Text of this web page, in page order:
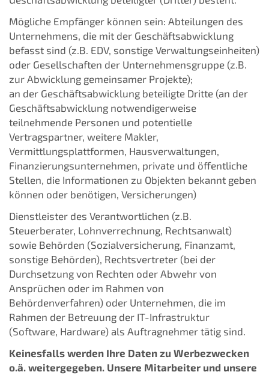
Mögliche Empfänger können sein: Abteilungen des
Unternehmens, die mit der Geschäftsabwicklung
befasst sind (z.B. EDV, sonstige Verwaltungseinheiten)
oder Gesellschaften der Unternehmensgruppe (z.B.
zur Abwicklung gemeinsamer Projekte);
an der Geschäftsabwicklung beteiligte Dritte (an der
Geschäftsabwicklung notwendigerweise
teilnehmende Personen und potentielle
Vertragspartner, weitere Makler,
Vermittlungsplattformen, Hausverwaltungen,
Finanzierungsunternehmen, private und öffentliche
Stellen, die Informationen zu Objekten bekannt geben
können oder benötigen, Versicherungen)
Dienstleister des Verantwortlichen (z.B.
Steuerberater, Lohnverrechnung, Rechtsanwalt)
sowie Behörden (Sozialversicherung, Finanzamt,
sonstige Behörden), Rechtsvertreter (bei der
Durchsetzung von Rechten oder Abwehr von
Ansprüchen oder im Rahmen von
Behördenverfahren) oder Unternehmen, die im
Rahmen der Betreuung der IT-Infrastruktur
(Software, Hardware) als Auftragnehmer tätig sind.
Keinesfalls werden Ihre Daten zu Werbezwecken
o.ä. weitergegeben. Unsere Mitarbeiter und unsere